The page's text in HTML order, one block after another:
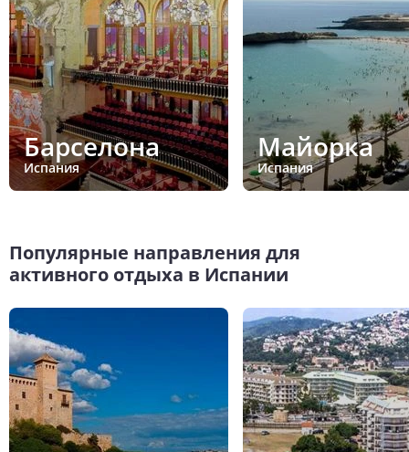
Барселона
Испания
Майорка
Испания
Популярные направления для
активного отдыха в Испании